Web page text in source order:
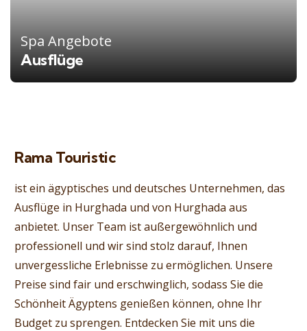
Spa Angebote
Ausflüge
Rama Touristic
ist ein ägyptisches und deutsches Unternehmen, das
Ausflüge in Hurghada und von Hurghada aus
anbietet. Unser Team ist außergewöhnlich und
professionell und wir sind stolz darauf, Ihnen
unvergessliche Erlebnisse zu ermöglichen. Unsere
Preise sind fair und erschwinglich, sodass Sie die
Schönheit Ägyptens genießen können, ohne Ihr
Budget zu sprengen. Entdecken Sie mit uns die